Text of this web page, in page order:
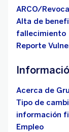
ARCO/
Alta de
fallecimiento
Reporte
Acerca de
Tipo de
información
Empleo